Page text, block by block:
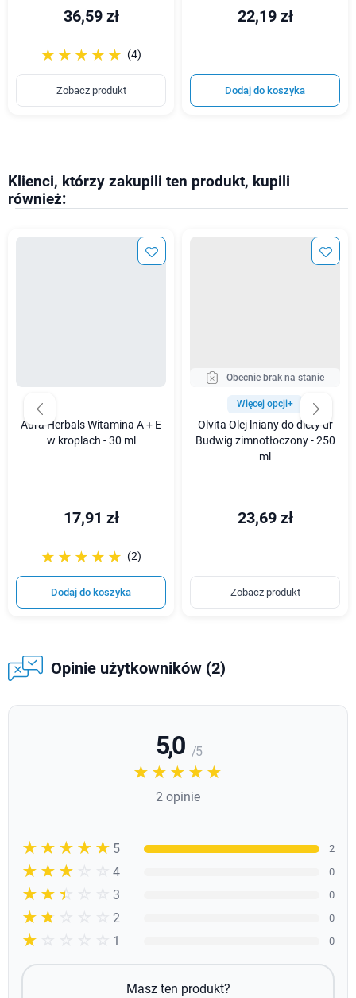
36,59 zł
☆☆☆☆☆
★★★★★ (4)
Zobacz produkt
22,19 zł
Dodaj do koszyka
Klienci, którzy zakupili ten produkt, kupili
również:
Aura Herbals Witamina A + E
w kroplach - 30 ml
17,91 zł
☆☆☆☆☆
★★★★★ (2)
Dodaj do koszyka
Obecnie brak na stanie
Więcej opcji+
Olvita Olej lniany do diety dr
Budwig zimnotłoczony - 250
ml
23,69 zł
Zobacz produkt
Opinie użytkowników (2)
5,0 / 5
☆☆☆☆☆
★★★★★
2 opinie
☆☆☆☆☆
★★★★★ 5 2
☆☆☆☆☆
★★★★ 4 0
☆☆☆☆☆
★★★ 3 0
☆☆☆☆☆
★★ 2 0
☆☆☆☆☆
★ 1 0
Masz ten produkt?